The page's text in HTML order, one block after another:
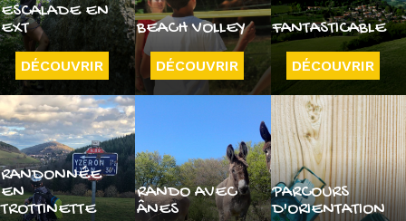
ESCALADE EN
EXT
DÉCOUVRIR
BEACH VOLLEY
DÉCOUVRIR
FANTASTICABLE
DÉCOUVRIR
RANDONNÉE
EN
TROTTINETTE
RANDO AVEC
ÂNES
PARCOURS
D'ORIENTATION